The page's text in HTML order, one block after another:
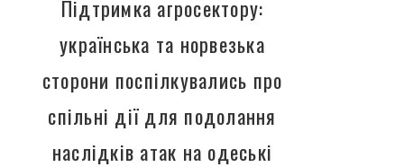
Підтримка агросектору:
українська та норвезька
сторони поспілкувались про
спільні дії для подолання
наслідків атак на одеські